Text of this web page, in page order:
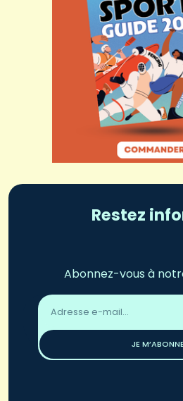
Restez
Abonnez-vous à
Adresse
email
JE M’ABONNE